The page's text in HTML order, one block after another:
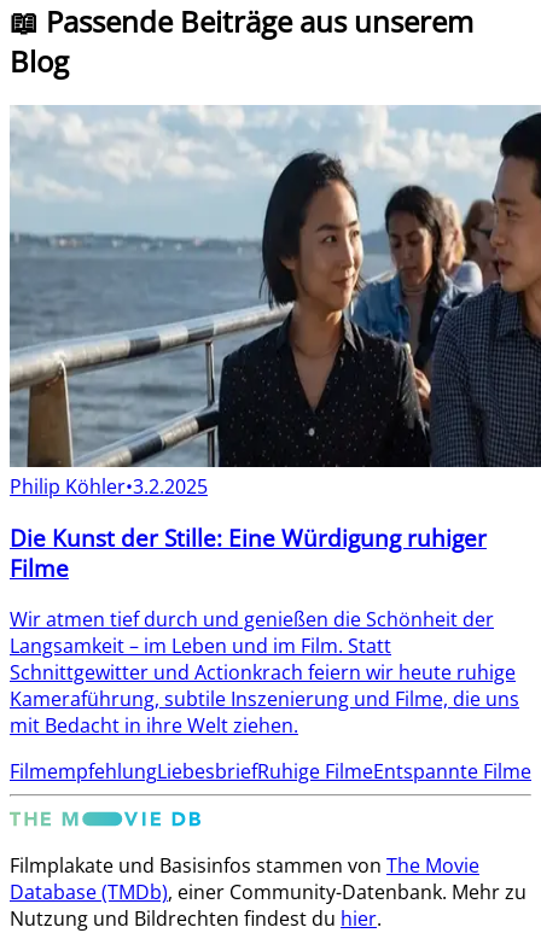
📖 Passende Beiträge aus unserem
Blog
Philip Köhler•3.2.2025
Die Kunst der Stille: Eine Würdigung ruhiger
Filme
Wir atmen tief durch und genießen die Schönheit der
Langsamkeit – im Leben und im Film. Statt
Schnittgewitter und Actionkrach feiern wir heute ruhige
Kameraführung, subtile Inszenierung und Filme, die uns
mit Bedacht in ihre Welt ziehen.
FilmempfehlungLiebesbriefRuhige FilmeEntspannte Filme
Filmplakate und Basisinfos stammen von The Movie
Database (TMDb), einer Community-Datenbank. Mehr zu
Nutzung und Bildrechten findest du hier.